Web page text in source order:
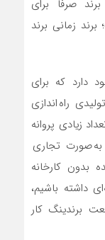
صرفا برای
زمانی برند
دارد که برای
راه اندازی
زیادی پروانه
صورت تجاری
بدون کارخانه
داشته باشیم،
برندینگ کار